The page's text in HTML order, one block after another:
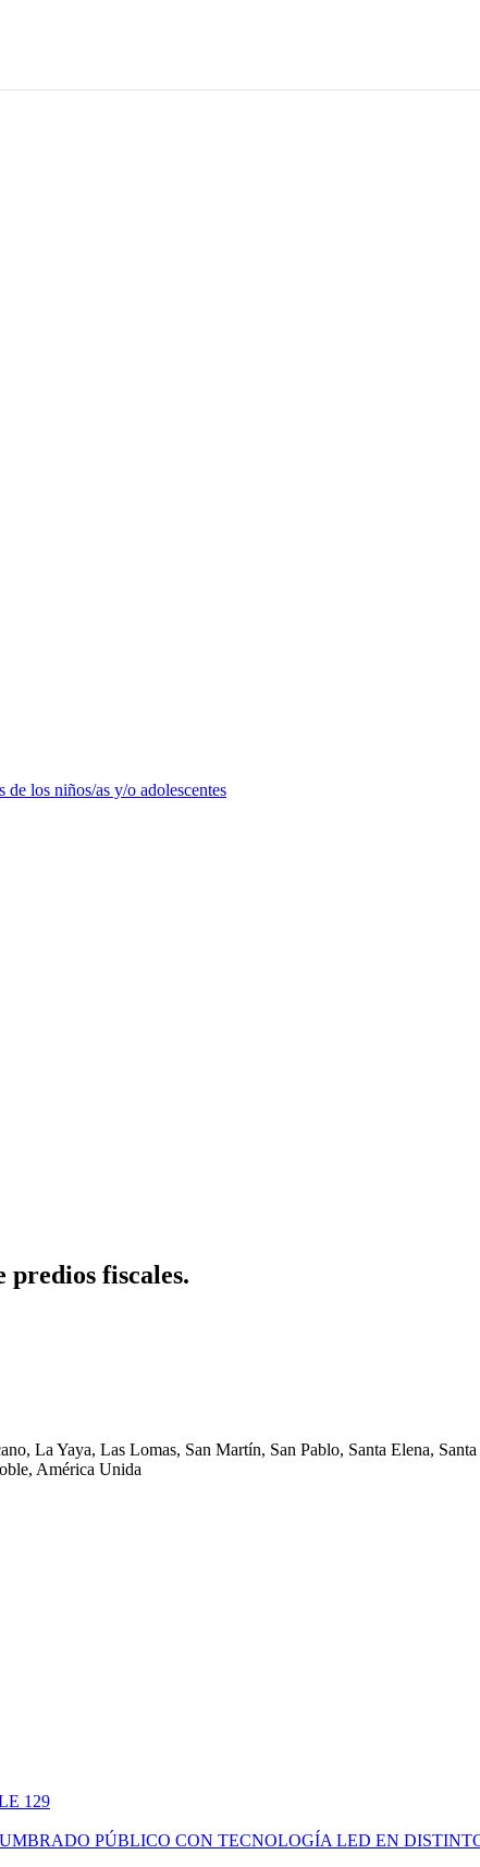
los niños/as y/o adolescentes
fiscales.
La Yaya, Las Lomas, San Martín, San Pablo, Santa Elena,
América Unida
129
PÚBLICO CON TECNOLOGÍA LED EN